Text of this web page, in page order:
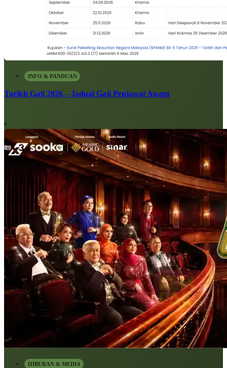
INFO & PANDUAN
Tarikh Gaji 2026 – Jadual Gaji Penjawat Awam
HIBURAN & MEDIA